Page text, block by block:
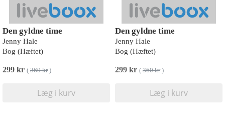
Den gyldne time
Jenny Hale
Bog (Hæftet)
299 kr ( 360 kr)
Læg i kurv
Den gyldne time
Jenny Hale
Bog (Hæftet)
299 kr ( 360 kr)
Læg i kurv